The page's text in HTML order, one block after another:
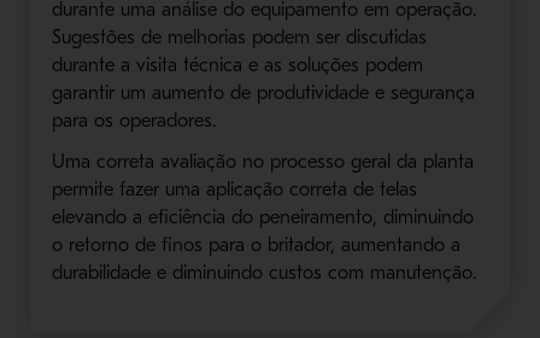
durante uma análise do equipamento em operação.
Sugestões de melhorias podem ser discutidas
durante a visita técnica e as soluções podem
garantir um aumento de produtividade e segurança
para os operadores.
Uma correta avaliação no processo geral da planta
permite fazer uma aplicação correta de telas
elevando a eficiência do peneiramento, diminuindo
o retorno de finos para o britador, aumentando a
durabilidade e diminuindo custos com manutenção.